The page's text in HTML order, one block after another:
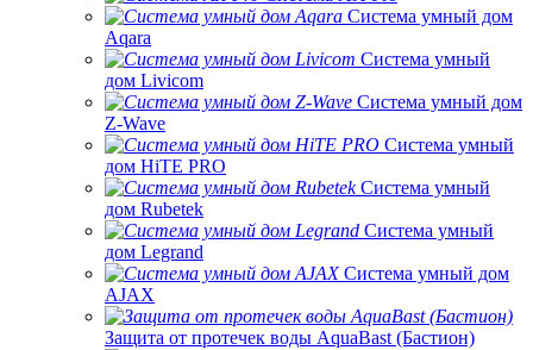
Система умный дом
Aqara
Система умный
дом Livicom
Система умный дом
Z-Wave
Система умный
дом HiTE PRO
Система умный
дом Rubetek
Система умный
дом Legrand
Система умный дом
AJAX
Защита от протечек воды AquaBast (Бастион)